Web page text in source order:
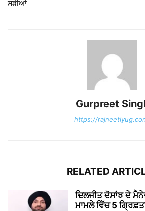
ਸੜੀਆਂ
Gurpreet
https://
RELATED
ਦਿਲਜੀਤ ਦੋਸਾਂਝ ਦੇ
ਮਾਮਲੇ ਵਿੱਚ 5